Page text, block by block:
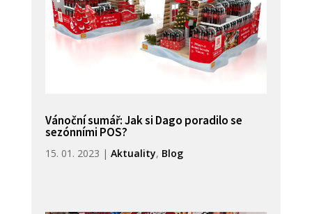
Vánoční sumář: Jak si Dago poradilo se
sezónními POS?
15. 01. 2023 | Aktuality, Blog